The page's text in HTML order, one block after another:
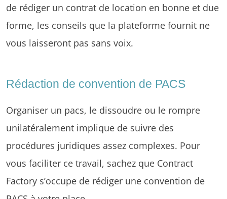
de rédiger un contrat de location en bonne et due
forme, les conseils que la plateforme fournit ne
vous laisseront pas sans voix.
Rédaction de convention de PACS
Organiser un pacs, le dissoudre ou le rompre
unilatéralement implique de suivre des
procédures juridiques assez complexes. Pour
vous faciliter ce travail, sachez que Contract
Factory s’occupe de rédiger une convention de